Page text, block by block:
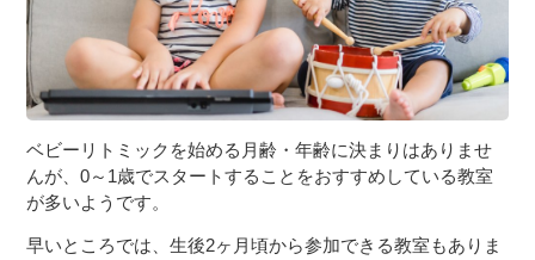
ベビーリトミックを始める月齢・年齢に決まりはありませ
んが、0～1歳でスタートすることをおすすめしている教室
が多いようです。
早いところでは、生後2ヶ月頃から参加できる教室もありま